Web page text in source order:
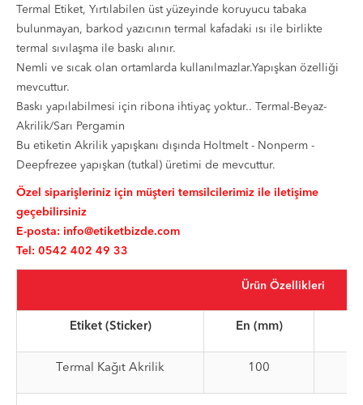
Termal Etiket, Yırtılabilen üst yüzeyinde koruyucu tabaka
bulunmayan, barkod yazıcının termal kafadaki ısı ile birlikte
termal sıvılaşma ile baskı alınır.
Nemli ve sıcak olan ortamlarda kullanılmazlar.Yapışkan özelliği
mevcuttur.
Baskı yapılabilmesi için ribona ihtiyaç yoktur.. Termal-Beyaz-
Akrilik/Sarı Pergamin
Bu etiketin Akrilik yapışkanı dışında Holtmelt - Nonperm -
Deepfrezee yapışkan (tutkal) üretimi de mevcuttur.
Özel siparişleriniz için müşteri temsilcilerimiz ile iletişime
geçebilirsiniz
E-posta: info@etiketbizde.com
Tel: 0542 402 49 33
Ürün Özellikleri
Etiket (Sticker) En (mm)
Termal Kağıt Akrilik 100